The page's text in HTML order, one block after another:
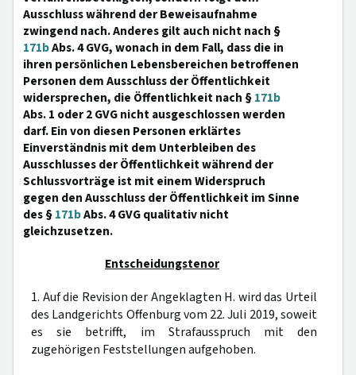
Ausschluss während der Beweisaufnahme
zwingend nach. Anderes gilt auch nicht nach §
171bAbs. 4 GVG, wonach in dem Fall, dass die in
ihren persönlichen Lebensbereichen betroffenen
Personen dem Ausschluss der Öffentlichkeit
widersprechen, die Öffentlichkeit nach §171b
Abs. 1 oder 2 GVG nicht ausgeschlossen werden
darf. Ein von diesen Personen erklärtes
Einverständnis mit dem Unterbleiben des
Ausschlusses der Öffentlichkeit während der
Schlussvorträge ist mit einem Widerspruch
gegen den Ausschluss der Öffentlichkeit im Sinne
des §171bAbs. 4 GVG qualitativ nicht
gleichzusetzen.
Entscheidungstenor
1. Auf die Revision der Angeklagten H. wird das Urteil
des Landgerichts Offenburg vom 22. Juli 2019, soweit
es sie betrifft, im Strafausspruch mit den
zugehörigen Feststellungen aufgehoben.